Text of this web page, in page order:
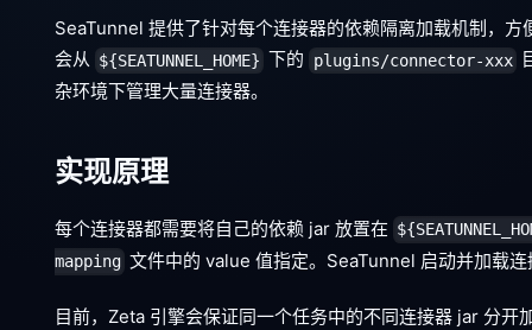
SeaTunnel 提供了针对每个连接器的依赖隔离加载机制，
会从
${SEATUNNEL_HOME} 下的 plugins/connector-xxx
杂环境下管理大量连接器。
实现原理
每个连接器都需要将自己的依赖 jar 放置在
mapping 文件中的 value 值指定。SeaTunnel 启动并加载
目前，Zeta 引擎会保证同一个任务中的不同连接器 jar 分